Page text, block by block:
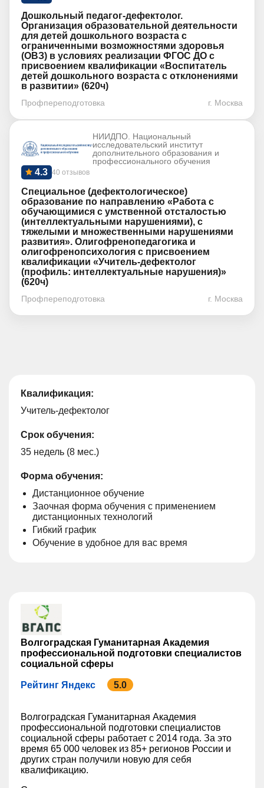
Дошкольный педагог-дефектолог.
Организация образовательной деятельности
для детей дошкольного возраста с
ограниченными возможностями здоровья
(ОВЗ) в условиях реализации ФГОС ДО с
присвоением квалификации «Воспитатель
детей дошкольного возраста с отклонениями
в развитии» (620ч)
Профпереподготовка г. Москва
НИИДПО. Национальный
исследовательский институт
дополнительного образования и
профессионального обучения
40 отзывов
4.3
Специальное (дефектологическое)
образование по направлению «Работа с
обучающимися с умственной отсталостью
(интеллектуальными нарушениями), с
тяжелыми и множественными нарушениями
развития». Олигофренопедагогика и
олигофренопсихология с присвоением
квалификации «Учитель-дефектолог
(профиль: интеллектуальные нарушения)»
(620ч)
Профпереподготовка г. Москва
Квалификация:
Учитель-дефектолог
Срок обучения:
35 недель (8 мес.)
Форма обучения:
Дистанционное обучение
Заочная форма обучения с применением
дистанционных технологий
Гибкий график
Обучение в удобное для вас время
Волгоградская Гуманитарная Академия
профессиональной подготовки специалистов
социальной сферы
Рейтинг Яндекс 5.0
Волгоградская Гуманитарная Академия
профессиональной подготовки специалистов
социальной сферы работает с 2014 года. За это
время 65 000 человек из 85+ регионов России и
других стран получили новую для себя
квалификацию.